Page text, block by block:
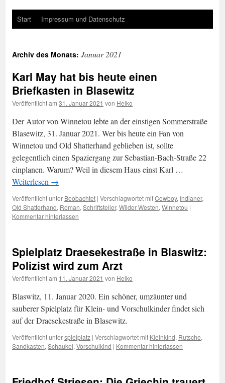
Start Impressum und Datenschutz
Archiv des Monats: Januar 2021
Karl May hat bis heute einen
Briefkasten in Blasewitz
Veröffentlicht am 31. Januar 2021 von Heiko
Der Autor von Winnetou lebte an der einstigen Sommerstraße
Blasewitz, 31. Januar 2021. Wer bis heute ein Fan von
Winnetou und Old Shatterhand geblieben ist, sollte
gelegentlich einen Spaziergang zur Sebastian-Bach-Straße 22
einplanen. Warum? Weil in diesem Haus einst Karl …
Weiterlesen →
Veröffentlicht unter Beobachtet | Verschlagwortet mitCowboy, Indianer,
Old Shatterhand, Roman, Schriftsteller, Wilder Westen, Winnetou |
Kommentar hinterlassen
Spielplatz Draesekestraße in Blaswitz:
Polizist wird zum Arzt
Veröffentlicht am 11. Januar 2021 von Heiko
Blaswitz, 11. Januar 2020. Ein schöner, umzäunter und
sauberer Spielplatz für Klein- und Vorschulkinder findet sich
auf der Draesekestraße in Blasewitz.
Veröffentlicht unterspielplatz | Verschlagwortet mit Kleinkind, Rutsche,
Sandkasten, Schaukel, Vorschulkind | Kommentar hinterlassen